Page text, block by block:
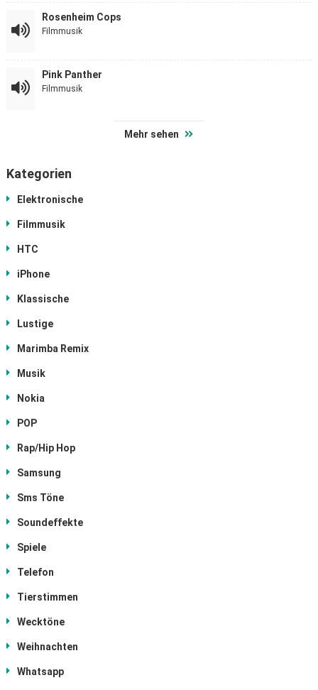
Rosenheim Cops
Filmmusik
Pink Panther
Filmmusik
Mehr sehen
Kategorien
Elektronische
Filmmusik
HTC
iPhone
Klassische
Lustige
Marimba Remix
Musik
Nokia
POP
Rap/Hip Hop
Samsung
Sms Töne
Soundeffekte
Spiele
Telefon
Tierstimmen
Wecktöne
Weihnachten
Whatsapp